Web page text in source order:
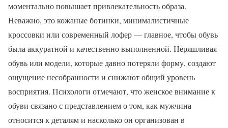
моментально повышает привлекательность образа.
Неважно, это кожаные ботинки, минималистичные
кроссовки или современный лофер — главное, чтобы обувь
была аккуратной и качественно выполненной. Неряшливая
обувь или модели, которые давно потеряли форму, создают
ощущение несобранности и снижают общий уровень
восприятия. Психологи отмечают, что женское внимание к
обуви связано с представлением о том, как мужчина
относится к деталям и насколько он организован в